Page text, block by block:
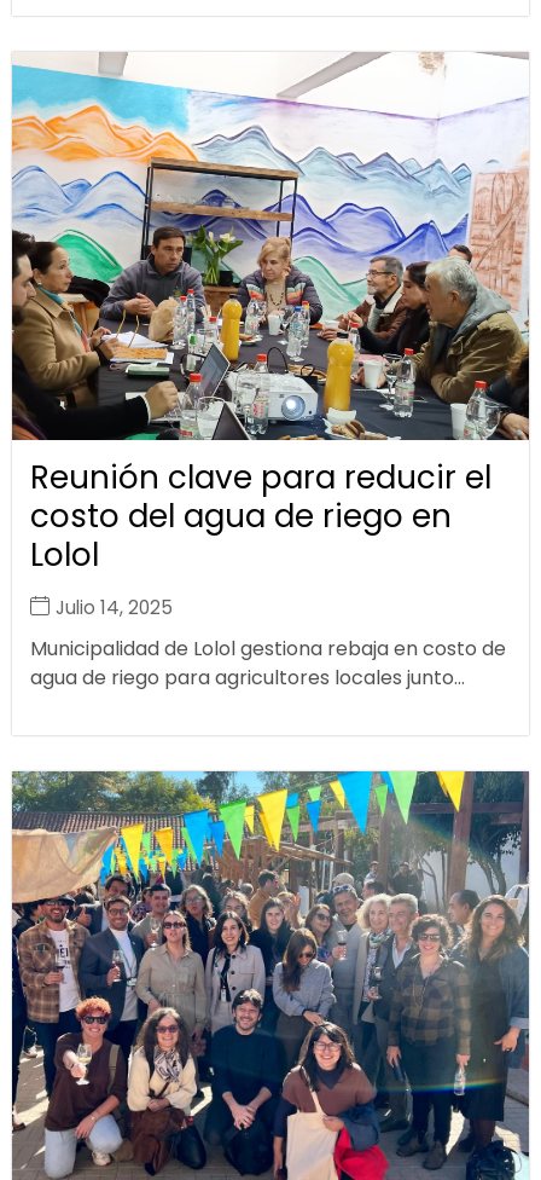
Reunión clave para reducir el
costo del agua de riego en
Lolol
Julio 14, 2025
Municipalidad de Lolol gestiona rebaja en costo de
agua de riego para agricultores locales junto...